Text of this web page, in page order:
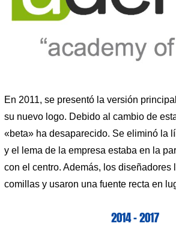
En 2011, se presentó la versión
su nuevo logo. Debido al cambio de
«beta» ha desaparecido. Se eliminó la
y el lema de la empresa estaba en la
con el centro. Además, los diseñadores
comillas y usaron una fuente recta en
2014 – 2017